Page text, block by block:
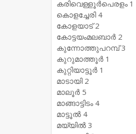
കരിവെള്ളൂര്‍പെരളം 1
കൊളച്ചേരി 4
കോളയാട് 2
കോട്ടയംമലബാര്‍ 2
കുന്നോത്തുപറമ്പ് 3
കുറുമാത്തൂര്‍ 1
കുറ്റിയാട്ടൂര്‍ 1
മാടായി 2
മാലൂര്‍ 5
മാങ്ങാട്ടിടം 4
മാട്ടൂല്‍ 4
മയ്യില്‍ 3